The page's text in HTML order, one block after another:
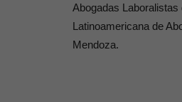
Abogadas
Latinoamericana de
Mendoza.